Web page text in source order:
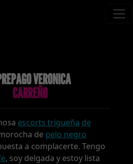
VERONICA
CARREÑO
escorts trigueña de
de pelo negro
a complacerte. Tengo
, soy delgada y estoy lista